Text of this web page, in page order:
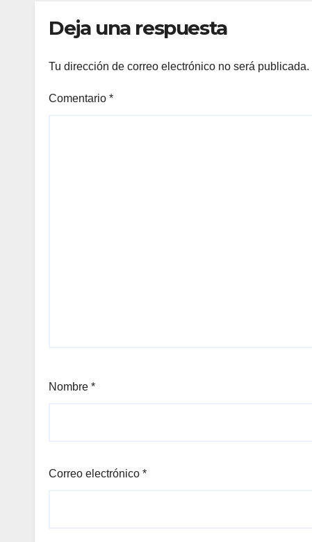
Venezuela
Deja una respuesta
Tu dirección de correo electrónico no será publicada.
Comentario *
Nombre *
Correo electrónico *